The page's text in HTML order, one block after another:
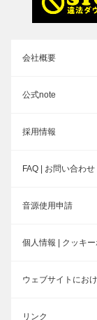
会社概要
公式note
採用情報
FAQ | お問い合わせ
音源使用申請
個人情報 | クッキ
ウェブサイトにお
リンク